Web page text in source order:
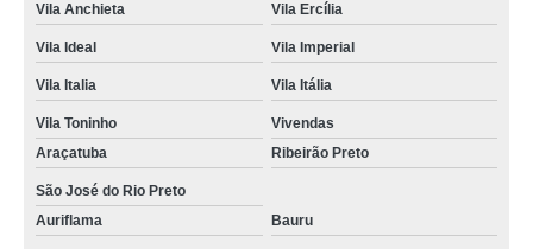
Vila Anchieta Vila Ercília
Vila Ideal Vila Imperial
Vila Italia Vila Itália
Vila Toninho
Vivendas
Araçatuba
Ribeirão Preto
São José do Rio Preto
Auriflama
Bauru